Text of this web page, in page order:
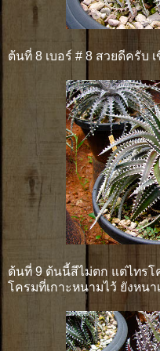
ต้นที่ 8 เบอร์ # 8 สวยดีครับ
ต้นที่ 9 ต้นนี้สีไม่ตก แต่ไทร
โครมที่เกาะหนามไว้ ยังหนา